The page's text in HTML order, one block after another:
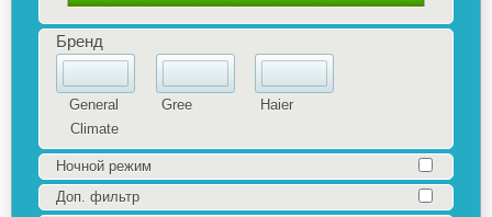
Бренд
General
Climate
Gree Haier
Ночной режим
Доп. фильтр